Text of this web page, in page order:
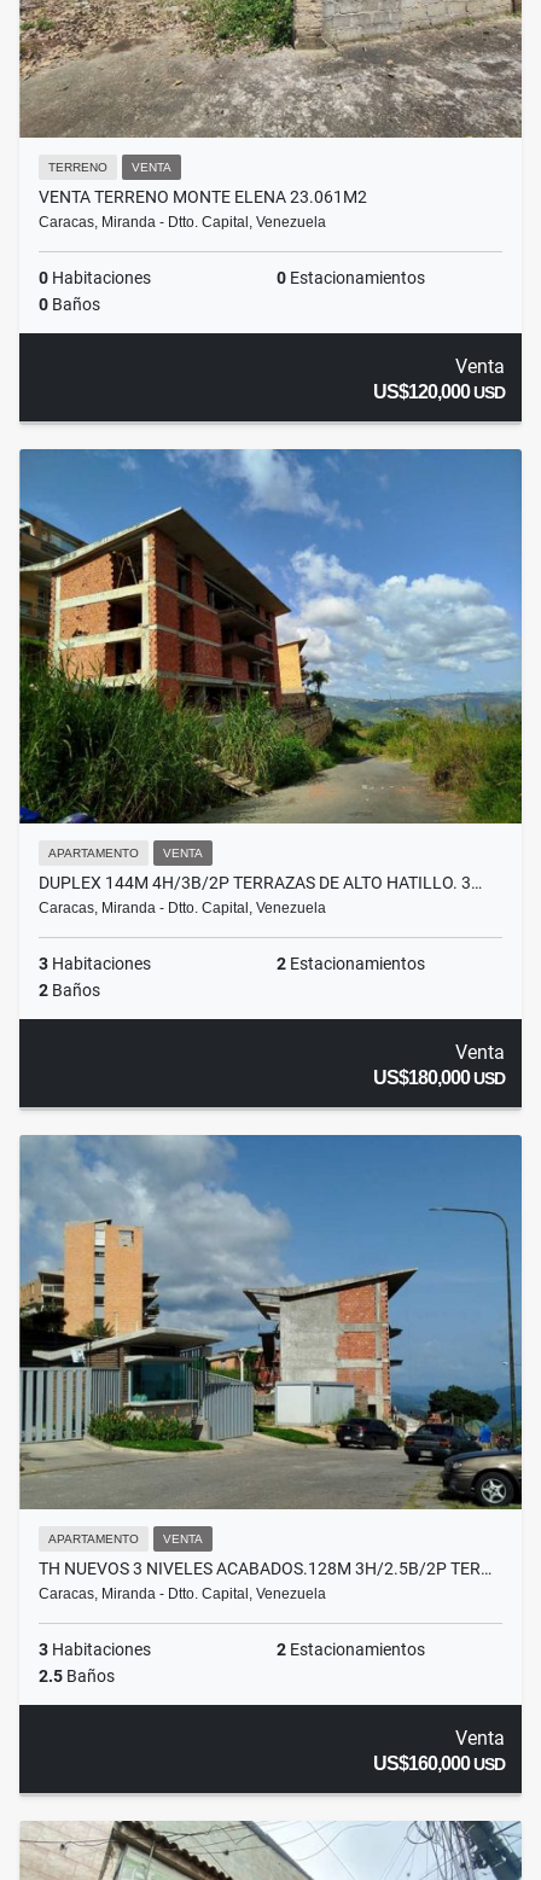
TERRENO VENTA
VENTA TERRENO MONTE ELENA 23.061M2
Caracas, Miranda - Dtto. Capital, Venezuela
0 Habitaciones 0 Estacionamientos
0 Baños
Venta
US$120,000USD
APARTAMENTO VENTA
DUPLEX 144M 4H/3B/2P TERRAZAS DE ALTO HATILLO. 3…
Caracas, Miranda - Dtto. Capital, Venezuela
3 Habitaciones 2 Estacionamientos
2 Baños
Venta
US$180,000USD
APARTAMENTO VENTA
TH NUEVOS 3 NIVELES ACABADOS.128M 3H/2.5B/2P TER…
Caracas, Miranda - Dtto. Capital, Venezuela
3 Habitaciones 2 Estacionamientos
2.5 Baños
Venta
US$160,000USD